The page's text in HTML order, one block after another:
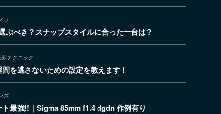
ラ
ぶべき？スナップスタイルに合った一台は？
影テクニック
を逃さないための設定を教えます！
ズ
ト最強!!｜Sigma 85mm f1.4 dgdn 作例有り